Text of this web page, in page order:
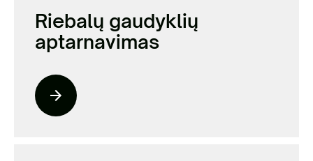
Riebalų gaudyklių
aptarnavimas